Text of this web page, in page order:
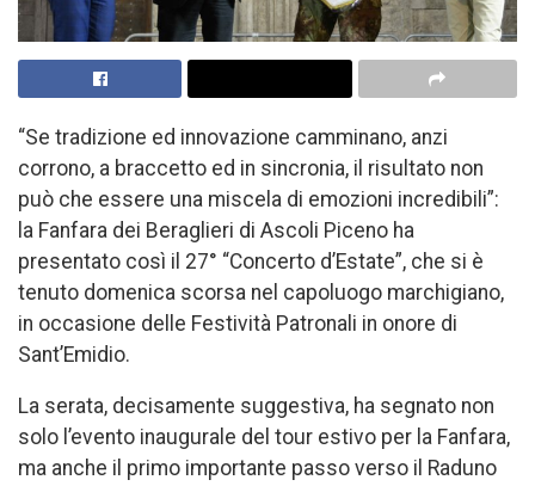
“Se tradizione ed innovazione camminano, anzi
corrono, a braccetto ed in sincronia, il risultato non
può che essere una miscela di emozioni incredibili”:
la Fanfara dei Beraglieri di Ascoli Piceno ha
presentato così il 27° “Concerto d’Estate”, che si è
tenuto domenica scorsa nel capoluogo marchigiano,
in occasione delle Festività Patronali in onore di
Sant’Emidio.
La serata, decisamente suggestiva, ha segnato non
solo l’evento inaugurale del tour estivo per la Fanfara,
ma anche il primo importante passo verso il Raduno